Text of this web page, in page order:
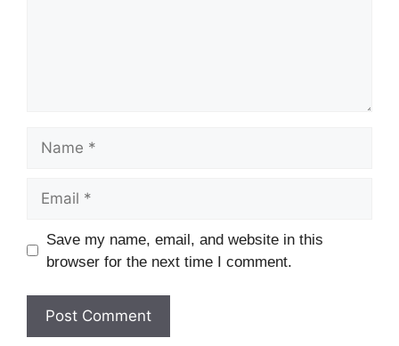
Name
Email
Website
Save my name, email, and website in this
browser for the next time I comment.